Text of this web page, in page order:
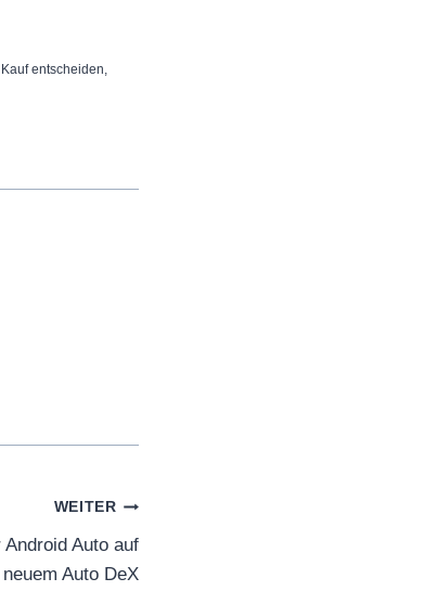
entscheiden,
WEITER
Auto auf
Auto DeX